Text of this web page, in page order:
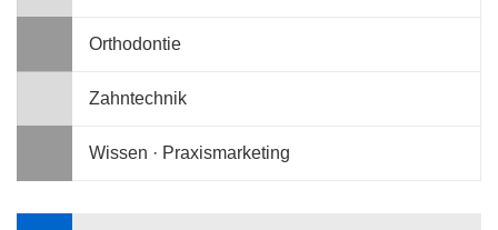
Orthodontie
Zahntechnik
Wissen · Praxismarketing